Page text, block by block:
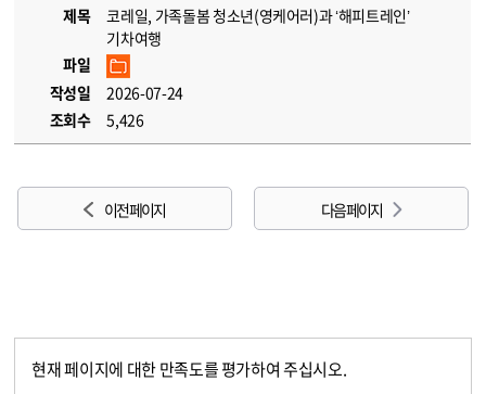
제목
코레일, 가족돌봄 청소년(영케어러)과 ‘해피트레인’
기차여행
파일
작성일
2026-07-24
조회수
5,426
이전 페이지 다음 페이지
현재 페이지에 대한 만족도를 평가하여 주십시오.